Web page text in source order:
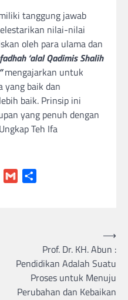
tanggung jawab
nilai-nilai
oleh para ulama dan
‘alal Qadimis Shalih
mengajarkan untuk
yang baik dan
baik. Prinsip ini
yang penuh dengan
Teh Ifa
Threads
Gmail
Prof. Dr. KH. Abun :
Pendidikan Adalah Suatu
Proses untuk Menuju
Perubahan dan Kebaikan
⟶